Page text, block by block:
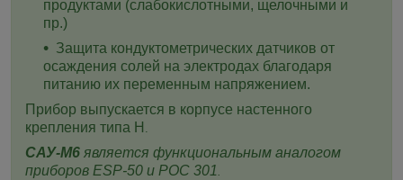
продуктами (слабокислотными, щелочными и
пр.)
Защита кондуктометрических датчиков от
осаждения солей на электродах благодаря
питанию их переменным напряжением.
Прибор выпускается в корпусе настенного
крепления типа Н .
САУ-М6 является функциональным аналогом
приборов ESP-50 и РОС 301.